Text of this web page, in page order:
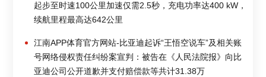
起步至时速100公里加速仅需2.5秒，充电功率达400 kW，
续航里程最高达642公里
江南APP体育官方网站-比亚迪起诉“王悟空说车”及相关账
号网络侵权责任纠纷案宣判：被告在《人民法院报》向比
亚迪公司公开道歉并支付赔偿款等共计31.38万